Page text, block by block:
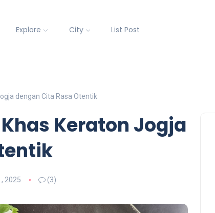
Explore City List Post
dengan Cita Rasa Otentik
Keraton Jogja
2025 (3)